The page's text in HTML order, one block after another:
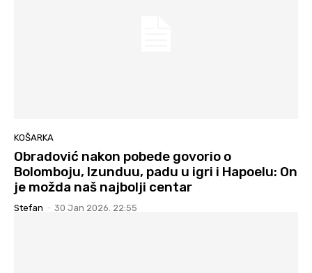
KOŠARKA
Obradović nakon pobede govorio o
Bolomboju, Izunduu, padu u igri i Hapoelu: On
je možda naš najbolji centar
Stefan - 30 Jan 2026. 22:55